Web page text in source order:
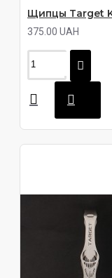
Щипцы Target
375.00 UAH